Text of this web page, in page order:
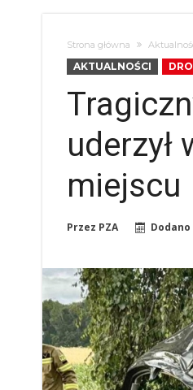
Strona główna
AKTUALNOŚCI
uderzył
miejscu
Przez PZA